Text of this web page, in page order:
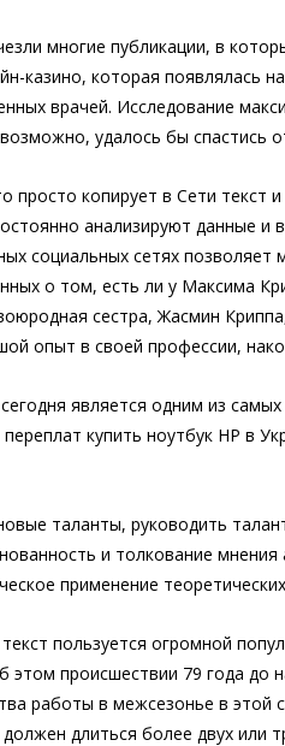
многие публикации, в
казино, которая появлялась
врачей. Исследование
удалось бы спастись
просто копирует в Сети
анализируют данные и
социальных сетях
о том, есть ли у Максима
сестра, Жасмин
опыт в своей профессии,
является одним из
купить ноутбук HP в
таланты, руководить
и толкование
применение
пользуется огромной
этом происшествии 79 года
работы в межсезонье в
длиться более двух или